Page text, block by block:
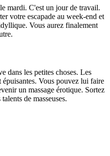
mardi. C'est un jour de travail.
votre escapade au week-end et
Vous aurez finalement
dans les petites choses. Les
épuisantes. Vous pouvez lui faire
un massage érotique. Sortez
de masseuses.